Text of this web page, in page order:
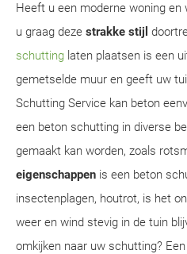
Heeft u een moderne woning en
u graag deze strakke stijl
schutting laten plaatsen is een
gemetselde muur en geeft uw
Schutting Service kan beton
een beton schutting in diverse
gemaakt kan worden, zoals
eigenschappen is een beton
insectenplagen, houtrot, is het
weer en wind stevig in de tuin
omkijken naar uw schutting?